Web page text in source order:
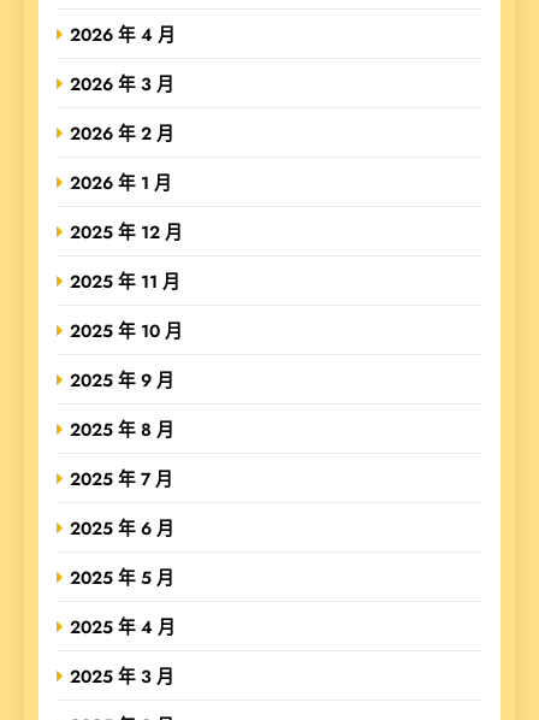
2026 年 4 月
2026 年 3 月
2026 年 2 月
2026 年 1 月
2025 年 12 月
2025 年 11 月
2025 年 10 月
2025 年 9 月
2025 年 8 月
2025 年 7 月
2025 年 6 月
2025 年 5 月
2025 年 4 月
2025 年 3 月